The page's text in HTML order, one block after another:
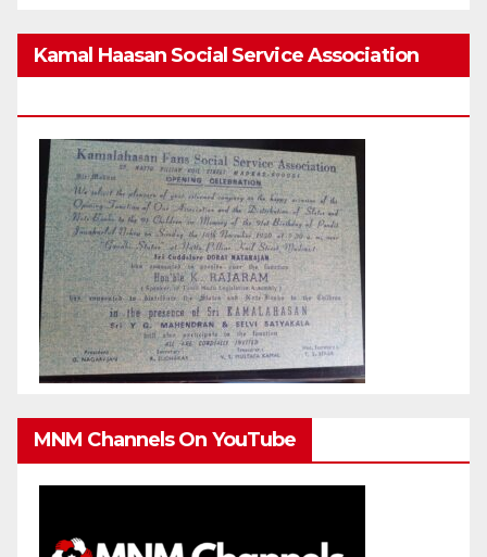
Kamal Haasan Social Service Association
MNM Channels On YouTube